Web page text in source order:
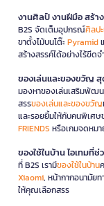
งานศิลป์ งานฝีมือ สร้า
B2S จัดเต็มอุปกรณ์ศิลป
ขาตั้งไม้บนโต๊ะPyramid
สร้างสรรค์ได้อย่างไร้ขีดจ
ของเล่นและของขวัญ
มองหาของเล่นเสริมพัฒ
สรรของเล่นและของขวัญ
และรอยยิ้มให้กับคนพิเศษ
FRIENDS หรือเกมจดหม
ของใช้ในบ้าน ไอเทมที่
ที่ B2S เรามีของใช้ในบ้าน
Xiaomi, หน้ากากอนามัย
ให้คุณเลือกสรร